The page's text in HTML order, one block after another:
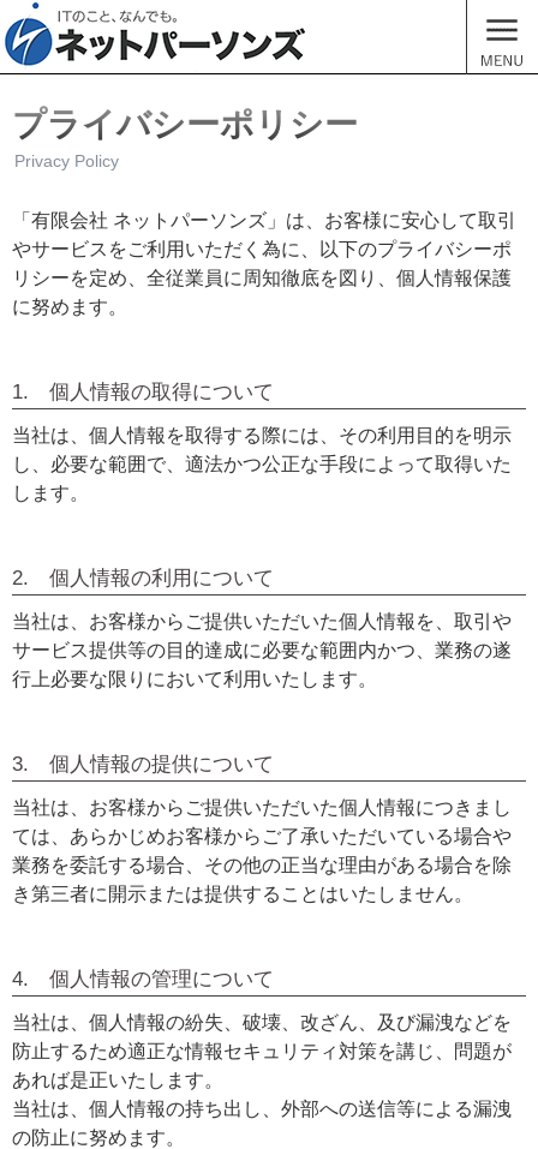
ネット
プライバシーポリシー
Privacy Policy
「有限会社 ネットパーソンズ」は、お客様に安心して取引
やサービスをご利用いただく為に、以下のプライバシーポ
リシーを定め、全従業員に周知徹底を図り、個人情報保護
に努めます。
1. 個人情報の取得について
当社は、個人情報を取得する際には、その利用目的を明示
し、必要な範囲で、適法かつ公正な手段によって取得いた
します。
2. 個人情報の利用について
当社は、お客様からご提供いただいた個人情報を、取引や
サービス提供等の目的達成に必要な範囲内かつ、業務の遂
行上必要な限りにおいて利用いたします。
3. 個人情報の提供について
当社は、お客様からご提供いただいた個人情報につきまし
ては、あらかじめお客様からご了承いただいている場合や
業務を委託する場合、その他の正当な理由がある場合を除
き第三者に開示または提供することはいたしません。
4. 個人情報の管理について
当社は、個人情報の紛失、破壊、改ざん、及び漏洩などを
防止するため適正な情報セキュリティ対策を講じ、問題が
あれば是正いたします。
当社は、個人情報の持ち出し、外部への送信等による漏洩
の防止に努めます。